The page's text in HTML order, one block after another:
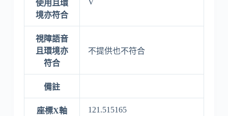
使用且環
境亦符合
視障語音
且環境亦
符合
不提供也不符合
備註
座標X軸 121.515165